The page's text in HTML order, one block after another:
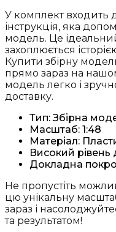
У комплект входить
інструкція, яка
модель. Це
захоплюється
Купити збірну
прямо зараз на
модель легко і
доставку.
Тип: Збірна
Масштаб: 1:48
Матеріал:
Високий рівень
Докладна
Не пропустіть
цю унікальну
зараз і
та результатом!